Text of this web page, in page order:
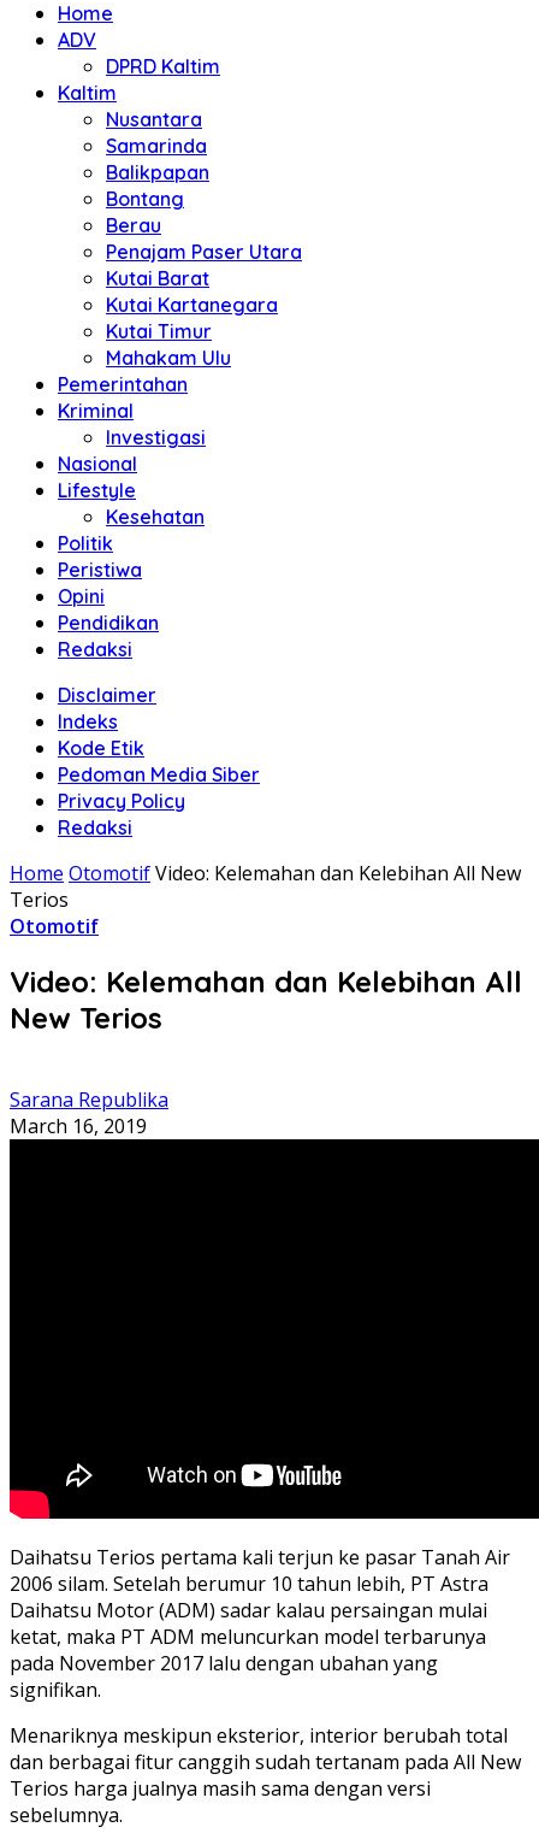
Home
ADV
DPRD Kaltim
Kaltim
Nusantara
Samarinda
Balikpapan
Bontang
Berau
Penajam Paser Utara
Kutai Barat
Kutai Kartanegara
Kutai Timur
Mahakam Ulu
Pemerintahan
Kriminal
Investigasi
Nasional
Lifestyle
Kesehatan
Politik
Peristiwa
Opini
Pendidikan
Redaksi
Disclaimer
Indeks
Kode Etik
Pedoman Media Siber
Privacy Policy
Redaksi
Home OtomotifVideo: Kelemahan dan Kelebihan All New
Terios
Otomotif
Video: Kelemahan dan Kelebihan All
New Terios
Sarana Republika
March 16, 2019
Daihatsu Terios pertama kali terjun ke pasar Tanah Air
2006 silam. Setelah berumur 10 tahun lebih, PT Astra
Daihatsu Motor (ADM) sadar kalau persaingan mulai
ketat, maka PT ADM meluncurkan model terbarunya
pada November 2017 lalu dengan ubahan yang
signifikan.
Menariknya meskipun eksterior, interior berubah total
dan berbagai fitur canggih sudah tertanam pada All New
Terios harga jualnya masih sama dengan versi
sebelumnya.